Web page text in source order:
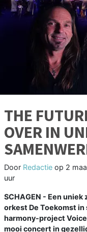
THE
OVER IN
Door Redactie op 2
uur
SCHAGEN - Een
orkest De Toekomst
harmony-project
mooi concert in